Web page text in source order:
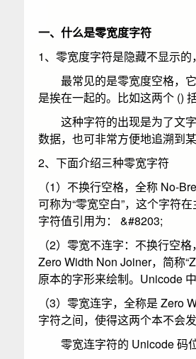
一、什么是零宽度字符
1、零宽度字符是隐藏不显示
最常见的是零宽度空格，它
是挨在一起的。比如这两个 (​​​​​)
这种字符的出现是为了文字
数据，也可非常方便地追溯到
2、下面介绍三种零宽字符
（1）不换行空格，全称 No-
可称为“零宽空白”，这个字符
字符值引用为： &#8203;
（2）零宽不连字：不换行空
Zero Width Non Joiner，简称
原本的字形来绘制。Unicode
（3）零宽连字，全称是 Zero
字符之间，使得这两个本不会
零宽连字符的 Unicode 码位